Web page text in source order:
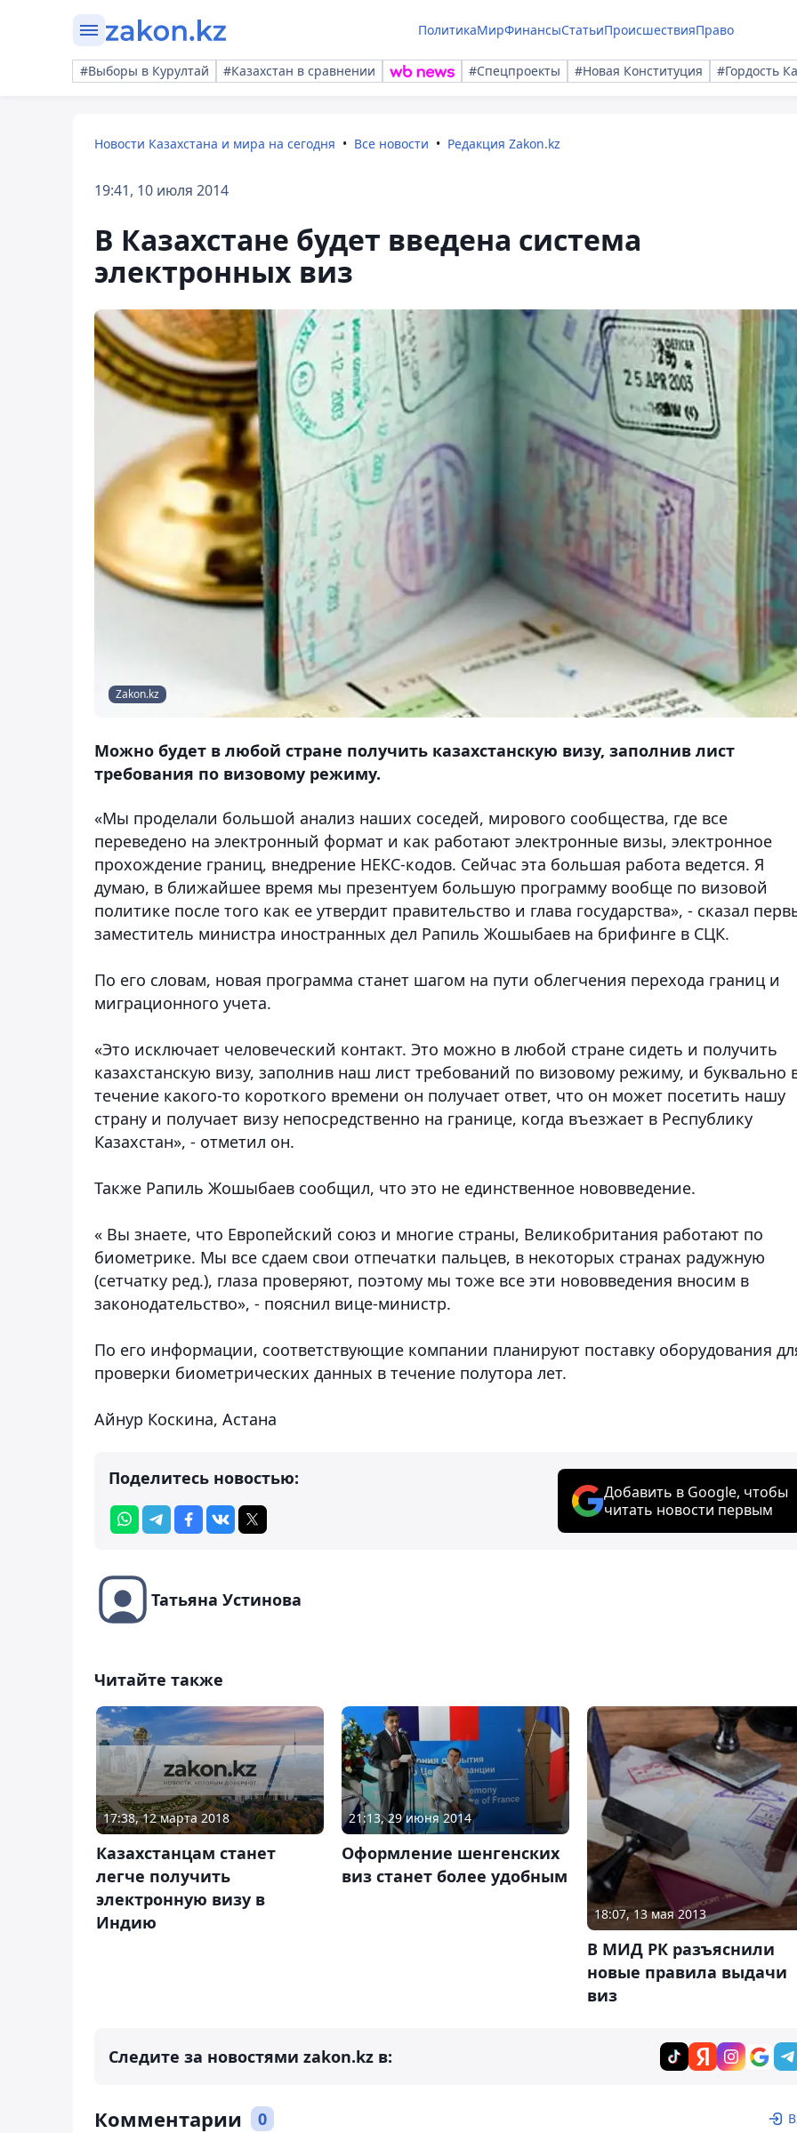
ПолитикаМирФинансыСтатьиПроисшествияПраво
#Выборы в Курултай #Казахстан в сравнении #Спецпроекты #Новая Конституция #Гордость
Новости Казахстана и мира на сегодня Все новости Редакция Zakon.kz
19:41, 10 июля 2014
В Казахстане будет введена система
электронных виз
Zakon.kz
Можно будет в любой стране получить казахстанскую визу, заполнив лист
требования по визовому режиму.
«Мы проделали большой анализ наших соседей, мирового сообщества, где все
переведено на электронный формат и как работают электронные визы, электронное
прохождение границ, внедрение НЕКС-кодов. Сейчас эта большая работа ведется. Я
думаю, в ближайшее время мы презентуем большую программу вообще по визовой
политике после того как ее утвердит правительство и глава государства», - сказал
заместитель министра иностранных дел Рапиль Жошыбаев на брифинге в СЦК.
По его словам, новая программа станет шагом на пути облегчения перехода границ и
миграционного учета.
«Это исключает человеческий контакт. Это можно в любой стране сидеть и получить
казахстанскую визу, заполнив наш лист требований по визовому режиму, и буквально
течение какого-то короткого времени он получает ответ, что он может посетить нашу
страну и получает визу непосредственно на границе, когда въезжает в Республику
Казахстан», - отметил он.
Также Рапиль Жошыбаев сообщил, что это не единственное нововведение.
« Вы знаете, что Европейский союз и многие страны, Великобритания работают по
биометрике. Мы все сдаем свои отпечатки пальцев, в некоторых странах радужную
(сетчатку ред.), глаза проверяют, поэтому мы тоже все эти нововведения вносим в
законодательство», - пояснил вице-министр.
По его информации, соответствующие компании планируют поставку оборудования
проверки биометрических данных в течение полутора лет.
Айнур Коскина, Астана
Поделитесь новостью:
Добавить в Google, чтобы
читать новости первым
Татьяна Устинова
Читайте также
17:38, 12 марта 2018
Казахстанцам станет
легче получить
электронную визу в
Индию
21:13, 29 июня 2014
Оформление шенгенских
виз станет более удобным
18:07, 13 мая 2013
В МИД РК разъяснили
новые правила выдачи
виз
Следите за новостями zakon.kz в:
Комментарии 0